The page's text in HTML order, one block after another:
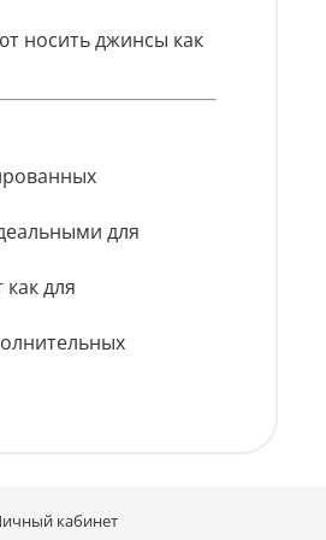
носить джинсы как
для
для
кабинет